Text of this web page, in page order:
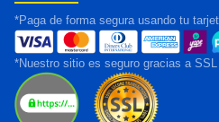
*Paga de forma segura usando tu
*Nuestro sitio es seguro gracias a SSL